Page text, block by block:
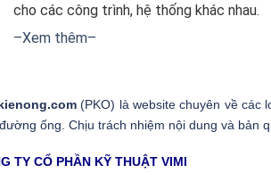
cho các công trình, hệ thống khác nhau.
Ống, quý khách sẽ được hưởng 5 ưu đãi
–Xem thêm–
(PKO) là website chuyên về các
ống. Chịu trách nhiệm nội dung và bản
TY CỔ PHẦN KỸ THUẬT VIMI